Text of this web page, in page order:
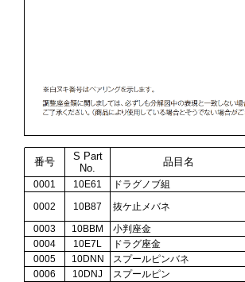
番号
S Part
No.
品目名
0001 10E61 ドラグノブ組
0002
10B87 抜ケ止メバネ
0003
10BBM 小判座金
0004
10E7L ドラグ座金
0005
10DNN スプールピンバネ
0006
10DNJ スプールピン